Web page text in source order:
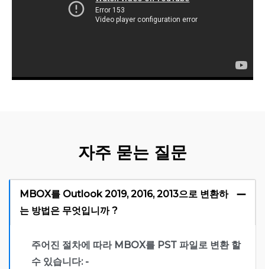
자주 묻는 질문
MBOX를 Outlook 2019, 2016, 2013으로 변환하
는 방법은 무엇입니까 ?
주어진 절차에 따라 MBOX를 PST 파일로 변환 할
수 있습니다: -